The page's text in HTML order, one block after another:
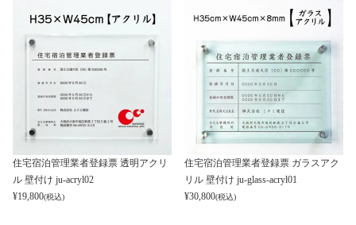
住宅宿泊管理業者登録票 透明アクリ
ル 壁付け ju-acryl02
¥19,800(税込)
住宅宿泊管理業者登録票 ガラスアク
リル 壁付け ju-glass-acryl01
¥30,800(税込)